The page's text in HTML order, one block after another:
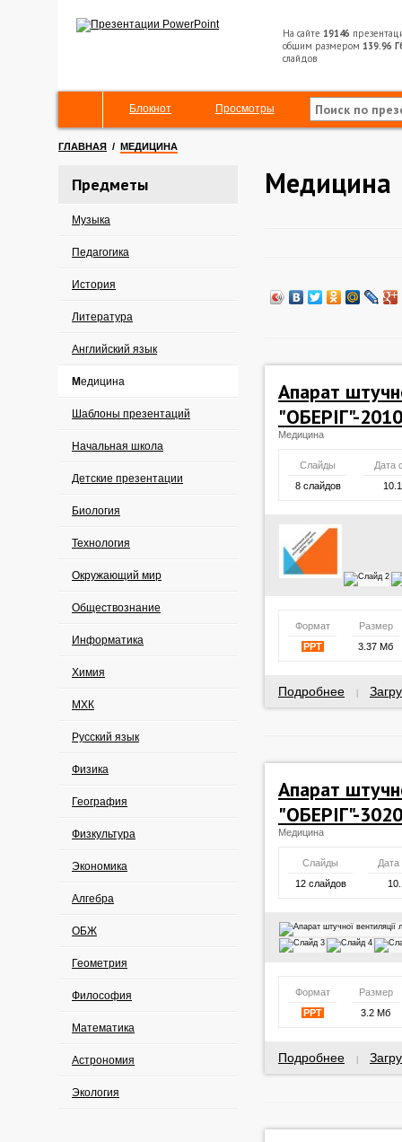
На сайте 19146
общим размером 139.96
слайдов
Блокнот Просмотры
ГЛАВНАЯ / МЕДИЦИНА
Предметы
Музыка
Педагогика
История
Литература
Английский язык
Медицина
Шаблоны презентаций
Начальная школа
Детские презентации
Биология
Технология
Окружающий мир
Обществознание
Информатика
Химия
МХК
Русский язык
Физика
География
Физкультура
Экономика
Алгебра
ОБЖ
Геометрия
Философия
Математика
Астрономия
Экология
Медицина
Апарат
"ОБЕРІГ"-2010
Медицина
Слайды
Дата
8 слайдов
Формат
Размер
PPT
3.37 Мб
Подробнее
Апарат
"ОБЕРІГ"-
Медицина
Слайды
Дата
12 слайдов
Формат
Размер
PPT
3.2 Мб
Подробнее